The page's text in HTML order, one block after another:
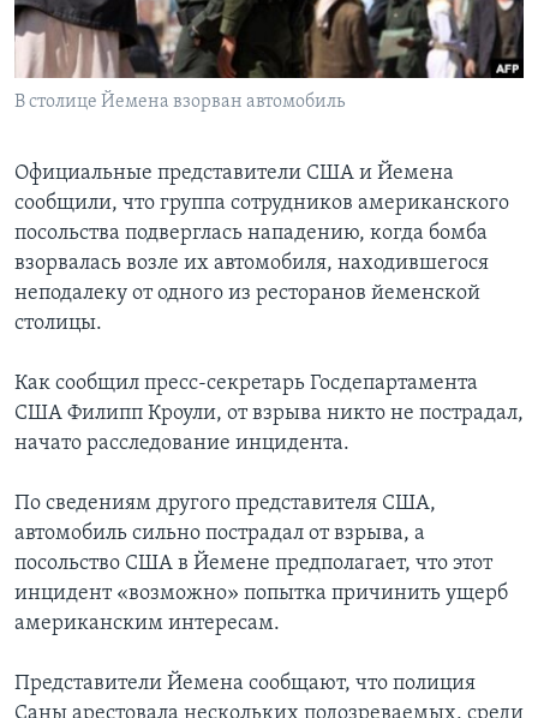
Learning English
СОЦИАЛЬНЫЕ СЕТИ
Языки
В столице Йемена взорван автомобиль
Официальные представители США и Йемена
сообщили, что группа сотрудников американского
посольства подверглась нападению, когда бомба
взорвалась возле их автомобиля, находившегося
неподалеку от одного из ресторанов йеменской
столицы.
Как сообщил пресс-секретарь Госдепартамента
США Филипп Кроули, от взрыва никто не пострадал,
начато расследование инцидента.
По сведениям другого представителя США,
автомобиль сильно пострадал от взрыва, а
посольство США в Йемене предполагает, что этот
инцидент «возможно» попытка причинить ущерб
американским интересам.
Представители Йемена сообщают, что полиция